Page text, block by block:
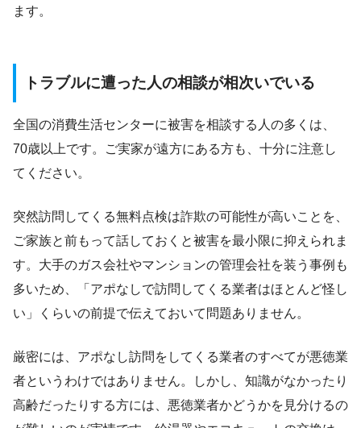
ます。
トラブルに遭った人の相談が相次いでいる
全国の消費生活センターに被害を相談する人の多くは、
70歳以上です。ご実家が遠方にある方も、十分に注意し
てください。
突然訪問してくる無料点検は詐欺の可能性が高いことを、
ご家族と前もって話しておくと被害を最小限に抑えられま
す。大手のガス会社やマンションの管理会社を装う事例も
多いため、「アポなしで訪問してくる業者はほとんど怪し
い」くらいの前提で伝えておいて問題ありません。
厳密には、アポなし訪問をしてくる業者のすべてが悪徳業
者というわけではありません。しかし、知識がなかったり
高齢だったりする方には、悪徳業者かどうかを見分けるの